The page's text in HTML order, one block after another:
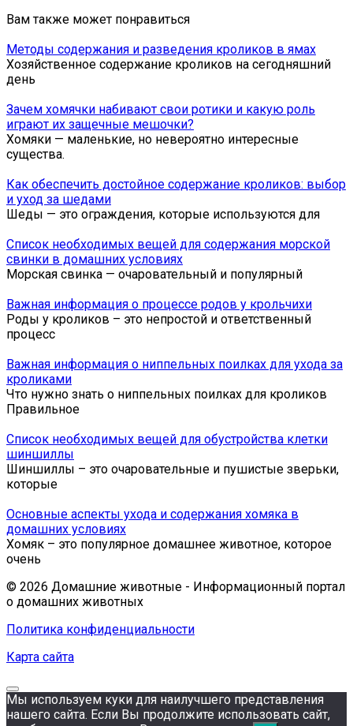
Вам также может понравиться
Методы содержания и разведения кроликов в ямах
Хозяйственное содержание кроликов на сегодняшний
день
Зачем хомячки набивают свои ротики и какую роль
играют их защечные мешочки?
Хомяки — маленькие, но невероятно интересные
существа.
Как обеспечить достойное содержание кроликов: выбор
и уход за шедами
Шеды — это ограждения, которые используются для
Список необходимых вещей для содержания морской
свинки в домашних условиях
Морская свинка — очаровательный и популярный
Важная информация о процессе родов у крольчихи
Роды у кроликов – это непростой и ответственный
процесс
Важная информация о ниппельных поилках для ухода за
кроликами
Что нужно знать о ниппельных поилках для кроликов
Правильное
Список необходимых вещей для обустройства клетки
шиншиллы
Шиншиллы – это очаровательные и пушистые зверьки,
которые
Основные аспекты ухода и содержания хомяка в
домашних условиях
Хомяк – это популярное домашнее животное, которое
очень
© 2026 Домашние животные - Информационный портал
о домашних животных
Политика конфиденциальности
Карта сайта
Мы используем куки для наилучшего представления
нашего сайта. Если Вы продолжите использовать сайт,